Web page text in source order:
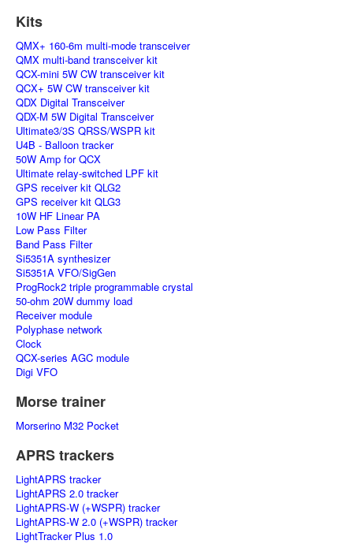
Kits
QMX+ 160-6m multi-mode transceiver
QMX multi-band transceiver kit
QCX-mini 5W CW transceiver kit
QCX+ 5W CW transceiver kit
QDX Digital Transceiver
QDX-M 5W Digital Transceiver
Ultimate3/3S QRSS/WSPR kit
U4B - Balloon tracker
50W Amp for QCX
Ultimate relay-switched LPF kit
GPS receiver kit QLG2
GPS receiver kit QLG3
10W HF Linear PA
Low Pass Filter
Band Pass Filter
Si5351A synthesizer
Si5351A VFO/SigGen
ProgRock2 triple programmable crystal
50-ohm 20W dummy load
Receiver module
Polyphase network
Clock
QCX-series AGC module
Digi VFO
Morse trainer
Morserino M32 Pocket
APRS trackers
LightAPRS tracker
LightAPRS 2.0 tracker
LightAPRS-W (+WSPR) tracker
LightAPRS-W 2.0 (+WSPR) tracker
LightTracker Plus 1.0